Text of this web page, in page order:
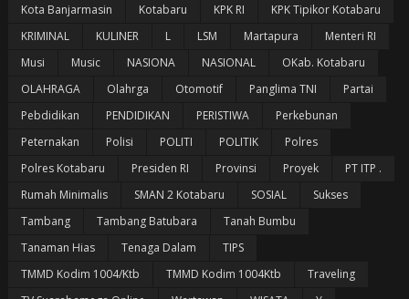
Kota Banjarmasin
Kotabaru KPK RI
KPK Tipikor Kotabaru
KRIMINAL
KULINER L LSM Martapura
Menteri RI
Musi
Music NASIONA NASIONAL
OKab. Kotabaru
OLAHRAGA
Olahrga Otomotif Panglima TNI
Partai
Pebdidikan
PENDIDIKAN PERISTIWA
Perkebunan
Peternakan
Polisi POLITI POLITIK
Polres
Polres Kotabaru
Presiden RI Provinsi Proyek
PT ITP .
Rumah Minimalis
SMAN 2 Kotabaru SOSIAL
Sukses
Tambang
Tambang Batubara
Tanah Bumbu
Tanaman Hias
Tenaga Dalam
TIPS
TMMD Kodim 1004/Ktb
TMMD Kodim 1004Ktb
Traveling